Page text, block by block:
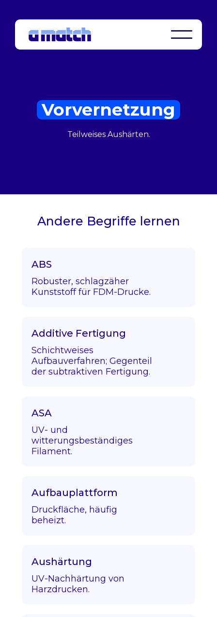
Vorvernetzung
Teilweises Aushärten.
Andere Begriffe lernen
ABS
Robuster, schlagzäher
Kunststoff für FDM-Drucke.
Additive Fertigung
Schichtweises
Aufbauverfahren; Gegenteil
der subtraktiven Fertigung.
ASA
UV- und
witterungsbeständiges
Filament.
Aufbauplattform
Druckfläche, häufig
beheizt.
Aushärtung
UV-Nachhärtung von
Harzdrucken.